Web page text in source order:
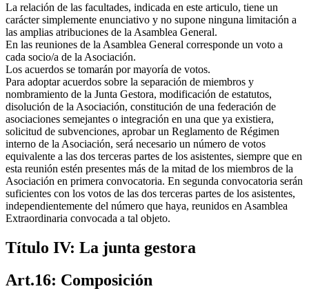
La relación de las facultades, indicada en este articulo, tiene un
carácter simplemente enunciativo y no supone ninguna limitación a
las amplias atribuciones de la Asamblea General.
En las reuniones de la Asamblea General corresponde un voto a
cada socio/a de la Asociación.
Los acuerdos se tomarán por mayoría de votos.
Para adoptar acuerdos sobre la separación de miembros y
nombramiento de la Junta Gestora, modificación de estatutos,
disolución de la Asociación, constitución de una federación de
asociaciones semejantes o integración en una que ya existiera,
solicitud de subvenciones, aprobar un Reglamento de Régimen
interno de la Asociación, será necesario un número de votos
equivalente a las dos terceras partes de los asistentes, siempre que en
esta reunión estén presentes más de la mitad de los miembros de la
Asociación en primera convocatoria. En segunda convocatoria serán
suficientes con los votos de las dos terceras partes de los asistentes,
independientemente del número que haya, reunidos en Asamblea
Extraordinaria convocada a tal objeto.
Título IV: La junta gestora
Art.16: Composición